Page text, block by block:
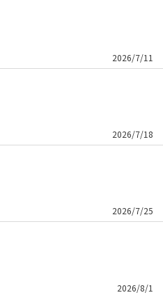
2026/7/11
2026/7/18
2026/7/25
2026/8/1